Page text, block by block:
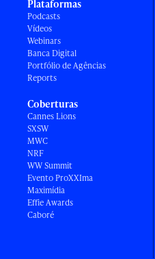
Plataformas
Podcasts
Vídeos
Webinars
Banca Digital
Portfólio de Agências
Reports
Coberturas
Cannes Lions
SXSW
MWC
NRF
WW Summit
Evento ProXXIma
Maximídia
Effie Awards
Caboré